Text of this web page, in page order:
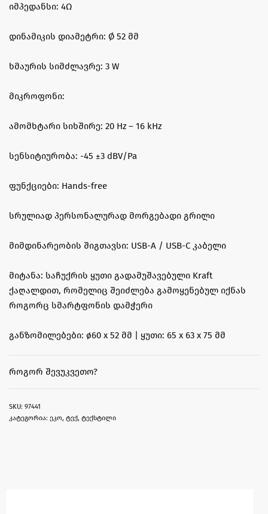
იმპედანსი: 4Ω
დინამიკის დიამეტრი: Ø 52 მმ
ხმაურის სიმძლავრე: 3 W
მიკროფონი:
ამომხტარი სიხშირე: 20 Hz – 16 kHz
სენსიტიურობა: -45 ±3 dBV/Pa
ფუნქციები: Hands-free
სრულიად პერსონალურად მორგებადი გრილი
მიმდინარეობის შიგთავსი: USB-A / USB-C კაბელი
მიტანა: საჩუქრის ყუთი გადამუშავებული Kraft
ქაღალდით, რომელიც შეიძლება გამოყენებულ იქნას
როგორც სმარტფონის დამჭერი
განზომილებები: ø60 x 52 მმ | ყუთი: 65 x 63 x 75 მმ
ᲠᲝᲒᲝᲠ ᲨᲔᲕᲣᲙᲕᲔᲗᲝ?
97441
კატეგორია: ეკო, ტექ, ტექსტილი